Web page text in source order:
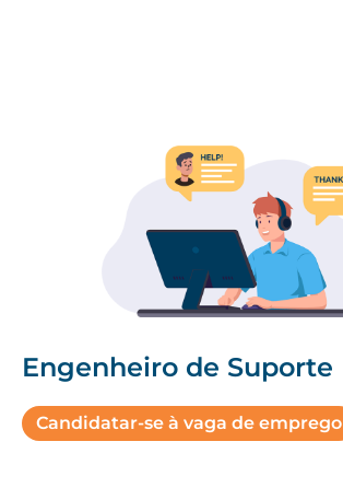
Engenheiro de Suporte
Candidatar-se à vaga de emprego